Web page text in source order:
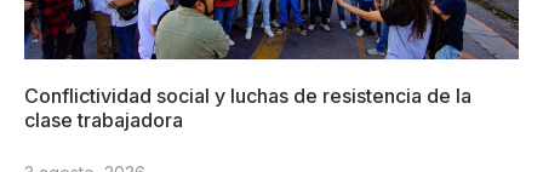
Conflictividad social y luchas de resistencia de la
clase trabajadora